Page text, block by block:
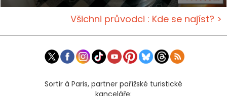
Všichni průvodci : Kde se najíst? >
Sortir à Paris, partner pařížské turistické